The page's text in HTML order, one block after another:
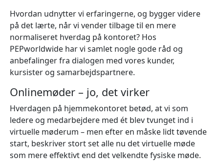
Hvordan udnytter vi erfaringerne, og bygger videre
på det lærte, når vi vender tilbage til en mere
normaliseret hverdag på kontoret? Hos
PEPworldwide har vi samlet nogle gode råd og
anbefalinger fra dialogen med vores kunder,
kursister og samarbejdspartnere.
Onlinemøder – jo, det virker
Hverdagen på hjemmekontoret betød, at vi som
ledere og medarbejdere med ét blev tvunget ind i
virtuelle møderum – men efter en måske lidt tøvende
start, beskriver stort set alle nu det virtuelle møde
som mere effektivt end det velkendte fysiske møde.